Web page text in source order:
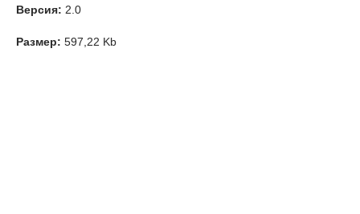
Версия: 2.0
Размер: 597,22 Kb